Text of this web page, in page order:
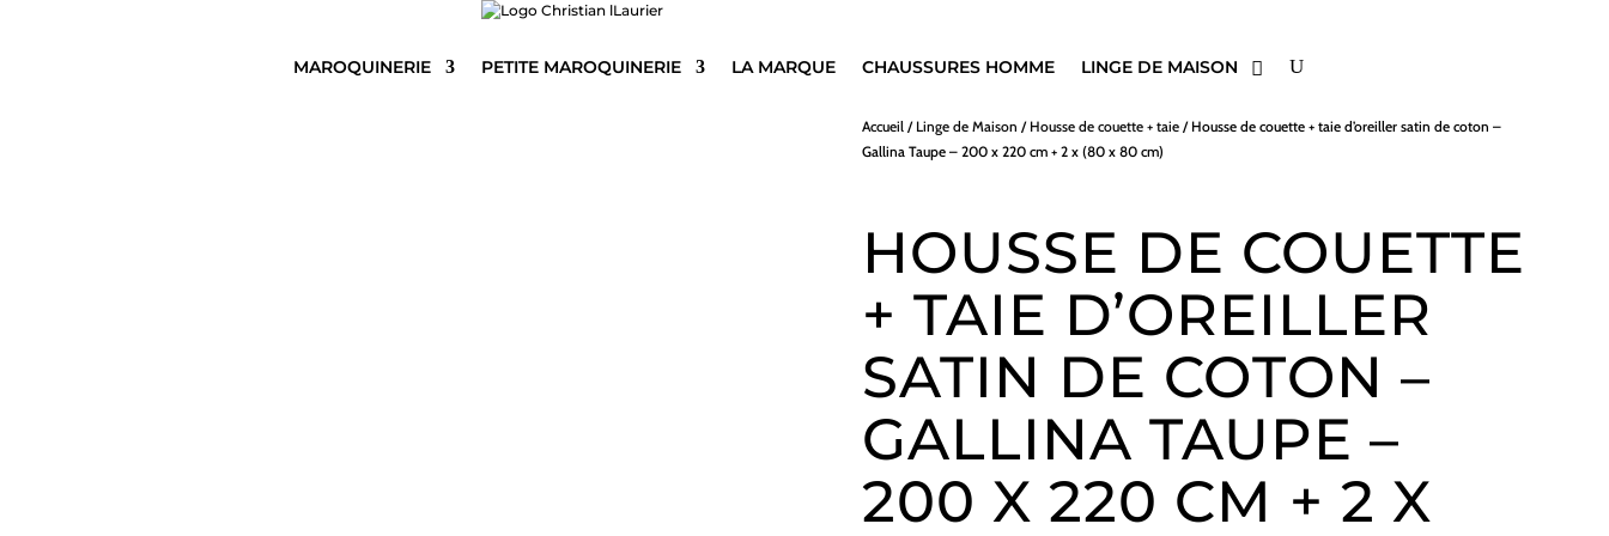
MAROQUINERIE PETITE MAROQUINERIE LA MARQUE CHAUSSURES HOMME LINGE DE MAISON
Accueil / Linge de Maison / Housse de couette + taie / Housse de couette + taie d’oreiller satin de coton –
Gallina Taupe – 200 x 220 cm + 2 x (80 x 80 cm)
HOUSSE DE COUETTE
+ TAIE D’OREILLER
SATIN DE COTON –
GALLINA TAUPE –
200 X 220 CM + 2 X